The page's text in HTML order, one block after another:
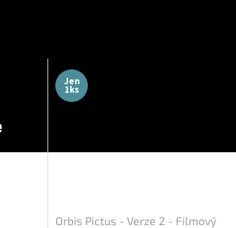
Jen
1ks
Orbis Pictus - Verze 2 - Filmový